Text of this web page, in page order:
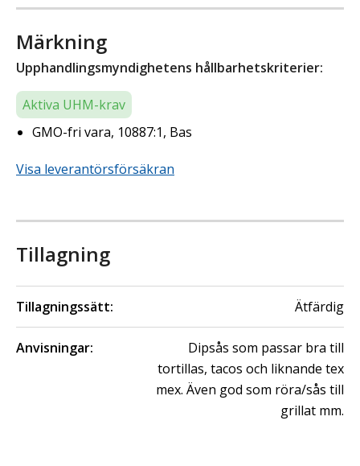
Märkning
Upphandlingsmyndighetens hållbarhetskriterier:
Aktiva UHM-krav
GMO-fri vara, 10887:1, Bas
Visa leverantörsförsäkran
Tillagning
Tillagningssätt: Ätfärdig
Anvisningar:
Dipsås som passar bra till
tortillas, tacos och liknande tex
mex. Även god som röra/sås till
grillat mm.